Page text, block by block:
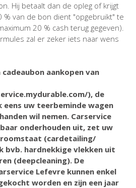
Hij betaalt dan de opleg of krijgt
% van de bon dient "opgebruikt" te
20 % cash terug gegeven).
zal er zeker iets naar wens
aankopen van
), de
eens uw teerbeminde wagen
wil nemen. Carservice
onderhouden uit, zet uw
(cardetailing/
bvb. hardnekkige vlekken uit
(deepcleaning). De
Lefevre kunnen enkel
worden en zijn een jaar